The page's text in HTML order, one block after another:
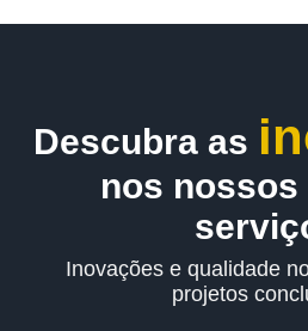
Descubra as
nos
Inovações e qualidade
projetos